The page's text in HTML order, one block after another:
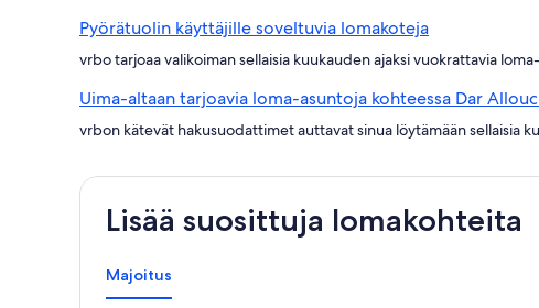
Pyörätuolin käyttäjille soveltuvia lomakoteja
vrbo tarjoaa valikoiman sellaisia kuukauden ajaksi vuokrattavia
Uima-altaan tarjoavia loma-asuntoja kohteessa Dar
vrbon kätevät hakusuodattimet auttavat sinua löytämään sellaisia
Lisää suosittuja lomakohteita
Majoitus